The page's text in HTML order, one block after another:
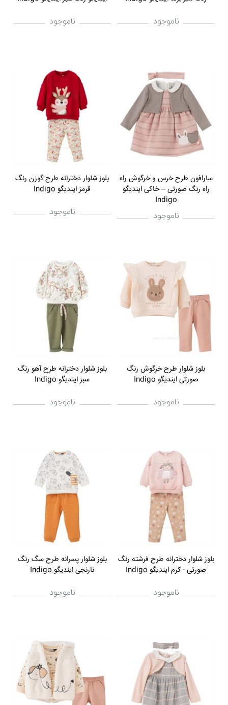
ناموجود
ناموجود
سارافون طرح خرس و خرگوش راه
راه رنگ صورتی – خاکی ایندیگو
Indigo
ناموجود
بلوز شلوار دخترانه طرح گوزن رنگ
قرمز ایندیگو Indigo
ناموجود
بلوز شلوار طرح خرگوش رنگ
صورتی ایندیگو Indigo
ناموجود
بلوز شلوار دخترانه طرح آهو رنگ
سبز ایندیگو Indigo
ناموجود
بلوز شلوار دخترانه طرح فرشته رنگ
صورتی - کرم ایندیگو Indigo
ناموجود
بلوز شلوار پسرانه طرح سگ رنگ
نارنجی ایندیگو Indigo
ناموجود